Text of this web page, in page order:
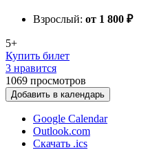
Взрослый: от 1 800 ₽
5+
Купить билет
3 нравится
1069 просмотров
Добавить в календарь
Google Calendar
Outlook.com
Скачать .ics